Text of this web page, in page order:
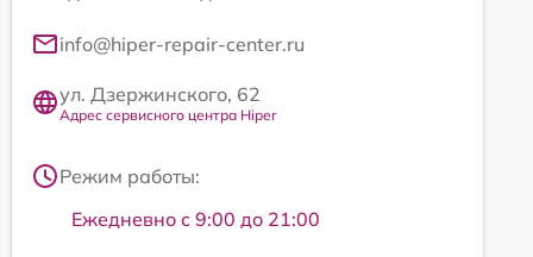
info@hiper-repair-center.ru
ул. Дзержинского, 62
Адрес сервисного центра Hiper
Режим работы:
Ежедневно с 9:00 до 21:00